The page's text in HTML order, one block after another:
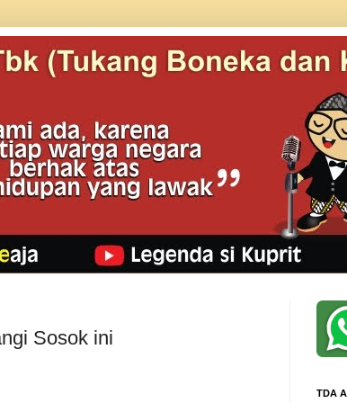
Sosok ini
TDA